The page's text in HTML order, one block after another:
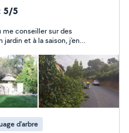
du sol / Créations de
Bassins / Maitre
de jardins Remise de
( jardinière, terrasse
les plus adéquates avec
5/5
conseiller sur des
et à la saison, j'en
d'arbre